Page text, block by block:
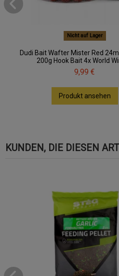
Nicht auf Lager
Dudi Bait Wafter Mister Red
200g Hook Bait 4x World
9,99 €
Produkt ansehen
KUNDEN, DIE DIESEN